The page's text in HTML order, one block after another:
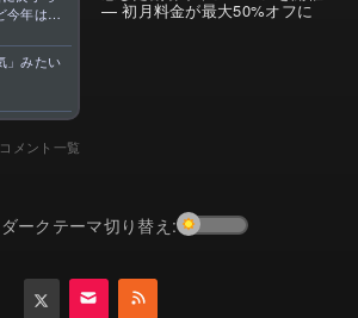
年はま
！！で
しい！平
くれっ
」みたい
コメント一覧
— 初月料金が最大50%オフに
ークテーマ切り替え: